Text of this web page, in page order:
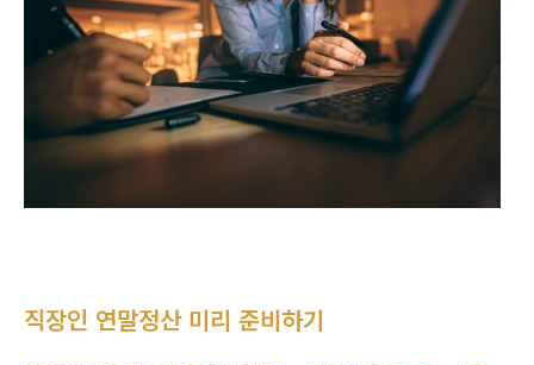
직장인 연말정산 미리 준비하기